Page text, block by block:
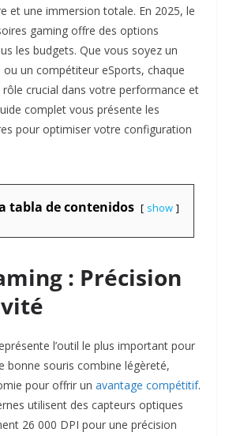
et une immersion totale. En 2025, le
gaming offre des options
les budgets. Que vous soyez un
un compétiteur eSports, chaque
crucial dans votre performance et
complet vous présente les
pour optimiser votre configuration
tabla de contenidos show
: Précision
l’outil le plus important pour
bonne souris combine légèreté,
pour offrir un avantage compétitif.
utilisent des capteurs optiques
26 000 DPI pour une précision